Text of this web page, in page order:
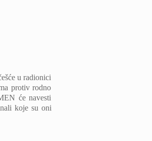
u radionici
protiv rodno
će navesti
koje su oni